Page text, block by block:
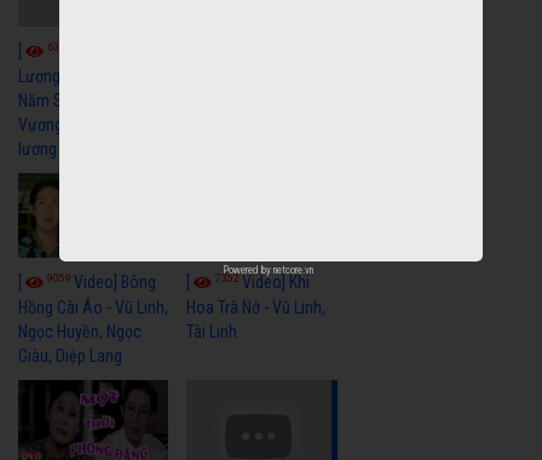
6326
Lương Xưa : Rồi 30
Năm Sau - Minh
Vương Lệ Thủy | cải
lương xã hội hay nhất
9059 Video] Bông
Hồng Cài Áo - Vũ Linh,
Ngọc Huyền, Ngọc
Giàu, Diệp Lang
7352Video] Khi
Hoa Trà Nở - Vũ Linh,
Tài Linh
Powered by netcore.vn